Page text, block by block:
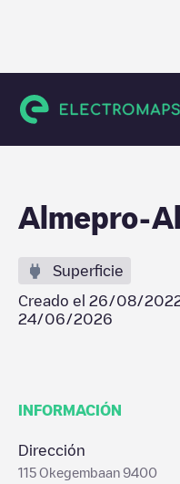
Ninove
Almepro-
Superficie
Creado el 26/08/
24/06/2026
INFORMACIÓN
Dirección
115 Okegembaan 9400